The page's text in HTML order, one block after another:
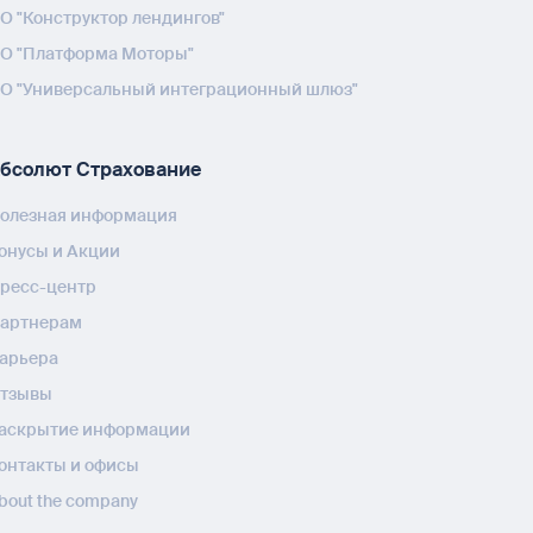
"Конструктор лендингов"
"Платформа Моторы"
"Универсальный интеграционный шлюз"
Страхование
информация
и Акции
центр
информации
и офисы
the company